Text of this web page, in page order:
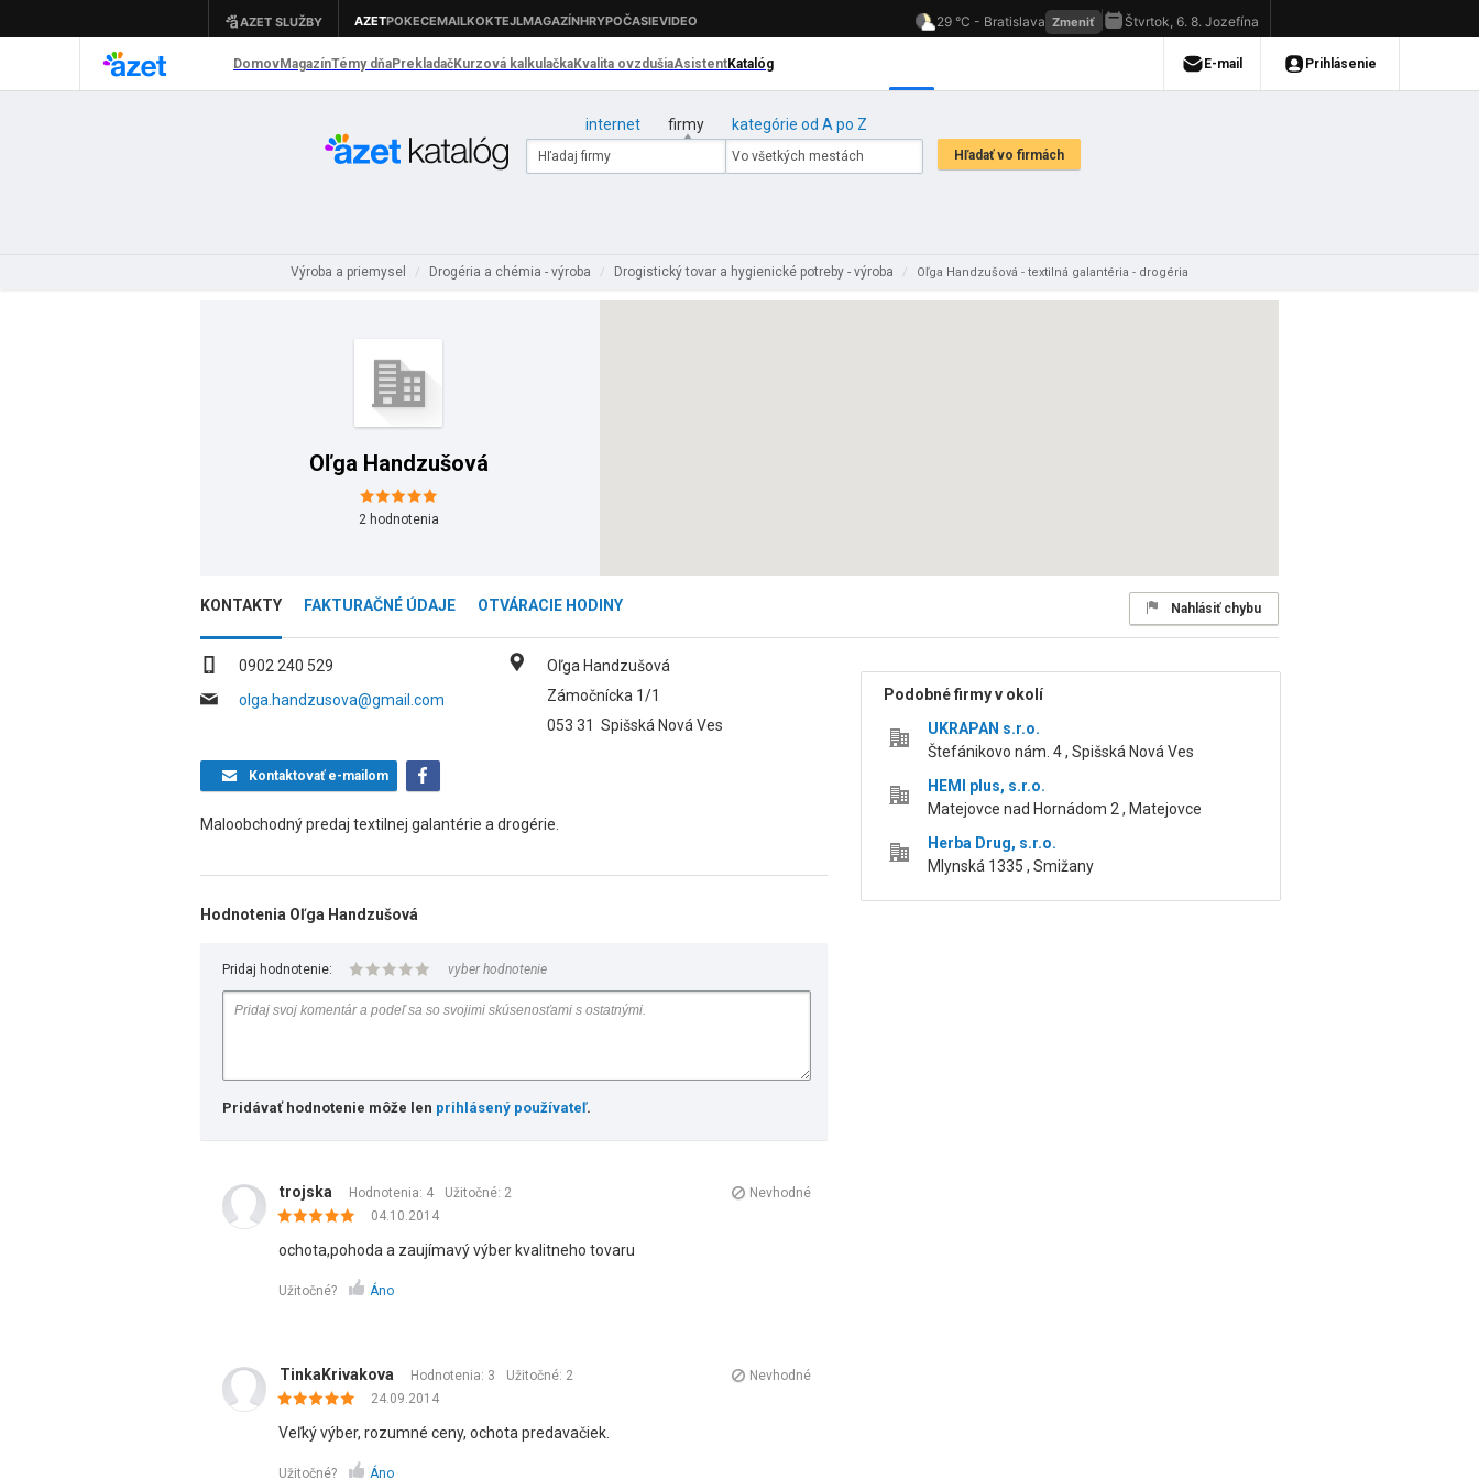
internet firmy kategórie od A po Z
Výroba a priemysel / Drogéria a chémia - výroba / Drogistický tovar a hygienické potreby - výroba / Oľga Handzušová - textilná galantéria - drogéria
Oľga Handzušová
2hodnotenia
KONTAKTY FAKTURAČNÉ ÚDAJE OTVÁRACIE HODINY Nahlásiť chybu
0902 240 529
olga.handzusova@gmail.com
Oľga Handzušová
Zámočnícka 1/1
053 31 Spišská Nová Ves
Kontaktovaťe-mailom
Maloobchodný predaj textilnej galantérie a drogérie.
Hodnotenia Oľga Handzušová
Pridaj hodnotenie: vyber hodnotenie
Pridávať hodnotenie môže len prihlásený používateľ.
trojska Hodnotenia: 4 Užitočné: 2
Nevhodné
04.10.2014
ochota,pohoda a zaujímavý výber kvalitneho tovaru
Užitočné? Áno
TinkaKrivakova Hodnotenia: 3 Užitočné: 2
Nevhodné
24.09.2014
Veľký výber, rozumné ceny, ochota predavačiek.
Užitočné? Áno
Podobné firmy v okolí
UKRAPAN s.r.o.
Štefánikovo nám. 4 , Spišská Nová Ves
HEMI plus, s.r.o.
Matejovce nad Hornádom 2 , Matejovce
Herba Drug, s.r.o.
Mlynská 1335 , Smižany